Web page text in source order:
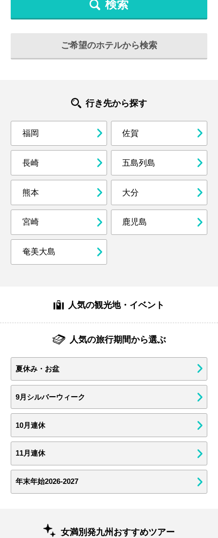
検索
ご希望のホテルから検索
行き先から探す
福岡 佐賀
長崎 五島列島
熊本 大分
宮崎 鹿児島
奄美大島
人気の観光地・イベント
人気の旅行期間から選ぶ
夏休み・お盆
9月シルバーウィーク
10月連休
11月連休
年末年始2026-2027
女満別発九州おすすめツアー